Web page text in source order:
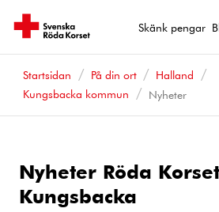
Skänk pengar
Startsidan På din ort
Halland
Kungsbacka kommun
Nyheter
Nyheter Röda
Kungsbacka